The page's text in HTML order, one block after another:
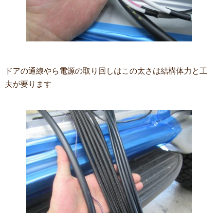
ドアの通線やら電源の取り回しはこの太さは結構体力と工
夫が要ります